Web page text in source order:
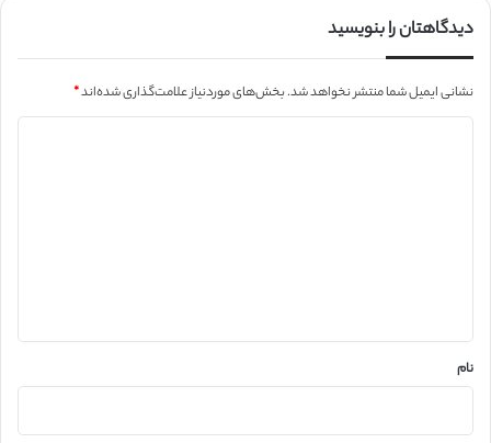
دیدگاهتان را بنویسید
نشانی ایمیل شما منتشر نخواهد شد.بخش‌های موردنیاز علامت‌گذاری شده‌اند*
نام